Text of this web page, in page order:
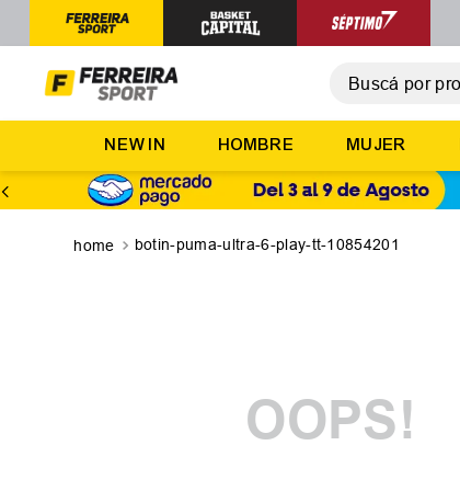
NEW IN HOMBRE MUJER
botin-puma-ultra-6-play-tt-10854201
OOPS!